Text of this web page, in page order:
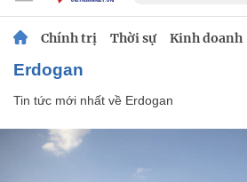
Chính trị Thời sự Kinh doanh
Erdogan
Tin tức mới nhất về Erdogan